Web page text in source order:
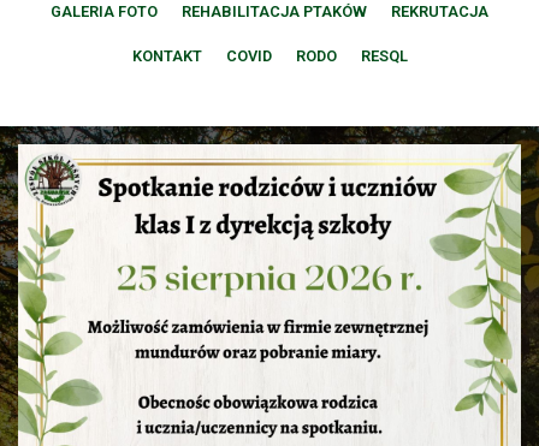
GALERIA FOTO REHABILITACJA PTAKÓW REKRUTACJA
KONTAKT COVID RODO RESQL